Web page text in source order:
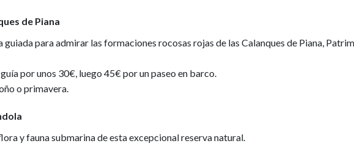
de Piana
para admirar las formaciones rocosas rojas de las Calanques de Piana,
por unos 30€, luego 45€ por un paseo en barco.
o primavera.
y fauna submarina de esta excepcional reserva natural.